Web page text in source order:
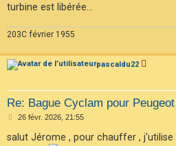
turbine est libérée...
203C février 1955
pascaldu22
Re: Bague Cyclam pour
M
s
26 févr. 2026, 21:55
salut Jérome , pour chauffer , j'utilise